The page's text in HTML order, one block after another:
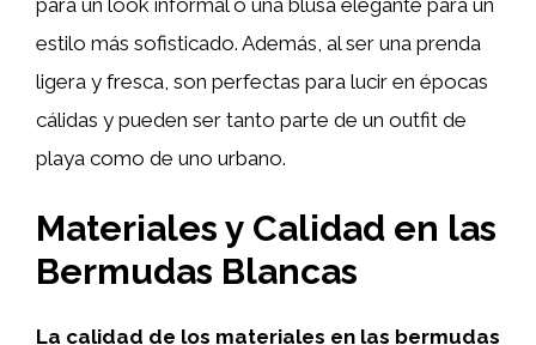
estilo más sofisticado. Además, al ser una prenda
ligera y fresca, son perfectas para lucir en épocas
cálidas y pueden ser tanto parte de un outfit de
playa como de uno urbano.
Materiales y Calidad en las
Bermudas Blancas
La calidad de los materiales en las bermudas